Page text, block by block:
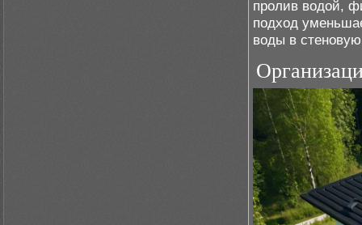
пролив водой,
подход
воды в